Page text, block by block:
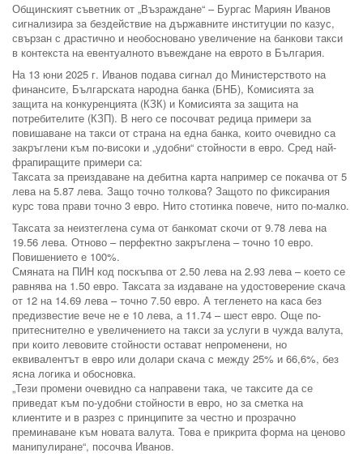
Общинският съветник от „Възраждане“ – Бургас Мариян Иванов
сигнализира за бездействие на държавните институции по казус,
свързан с драстично и необосновано увеличение на банкови такси
в контекста на евентуалното въвеждане на еврото в България.
На 13 юни 2025 г. Иванов подава сигнал до Министерството на
финансите, Българската народна банка (БНБ), Комисията за
защита на конкуренцията (КЗК) и Комисията за защита на
потребителите (КЗП). В него се посочват редица примери за
повишаване на такси от страна на една банка, които очевидно са
закръглени към по-високи и „удобни“ стойности в евро. Сред най-
фрапиращите примери са:
Таксата за преиздаване на дебитна карта например се покачва от 5
лева на 5.87 лева. Защо точно толкова? Защото по фиксирания
курс това прави точно 3 евро. Нито стотинка повече, нито по-малко.
Таксата за неизтеглена сума от банкомат скочи от 9.78 лева на
19.56 лева. Отново – перфектно закръглена – точно 10 евро.
Повишението е 100%.
Смяната на ПИН код поскъпва от 2.50 лева на 2.93 лева – което се
равнява на 1.50 евро. Таксата за издаване на удостоверение скача
от 12 на 14.69 лева – точно 7.50 евро. А тегленето на каса без
предизвестие вече не е 10 лева, а 11.74 – шест евро. Още по-
притеснително е увеличението на такси за услуги в чужда валута,
при които левовите стойности остават непроменени, но
еквивалентът в евро или долари скача с между 25% и 66,6%, без
ясна логика и обосновка.
„Тези промени очевидно са направени така, че таксите да се
приведат към по-удобни стойности в евро, но за сметка на
клиентите и в разрез с принципите за честно и прозрачно
преминаване към новата валута. Това е прикрита форма на ценово
манипулиране“, посочва Иванов.